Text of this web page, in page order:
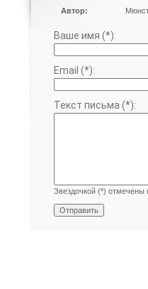
Автор:
Ваше имя (*):
Email (*):
Текст письма (*):
Звездочкой (*) отмечены